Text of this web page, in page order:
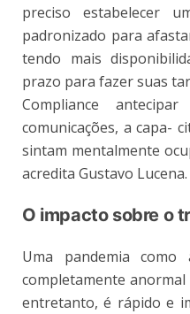
preciso estabelecer
padronizado para
tendo mais
prazo para fazer suas
Compliance
comunicações, a capa-
sintam mentalmente
acredita Gustavo Lucena.
O impacto sobre o
Uma pandemia
completamente anormal
entretanto, é rápido e